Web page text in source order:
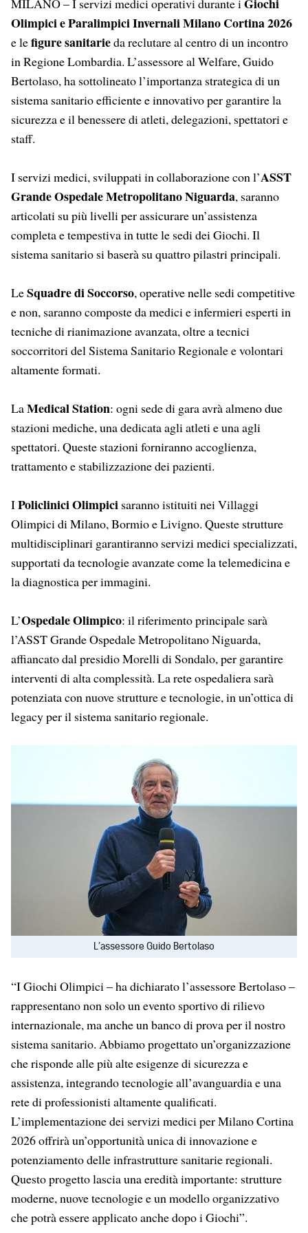
Olimpici e Paralimpici Invernali Milano Cortina 2026
e lefigure sanitarieda reclutare al centro di un incontro
in Regione Lombardia. L’assessore al Welfare, Guido
Bertolaso, ha sottolineato l’importanza strategica di un
sistema sanitario efficiente e innovativo per garantire la
sicurezza e il benessere di atleti, delegazioni, spettatori e
staff.
I servizi medici, sviluppati in collaborazione con l’ASST
Grande Ospedale Metropolitano Niguarda, saranno
articolati su più livelli per assicurare un’assistenza
completa e tempestiva in tutte le sedi dei Giochi. Il
sistema sanitario si baserà su quattro pilastri principali.
LeSquadre di Soccorso, operative nelle sedi competitive
e non, saranno composte da medici e infermieri esperti in
tecniche di rianimazione avanzata, oltre a tecnici
soccorritori del Sistema Sanitario Regionale e volontari
altamente formati.
LaMedical Station: ogni sede di gara avrà almeno due
stazioni mediche, una dedicata agli atleti e una agli
spettatori. Queste stazioni forniranno accoglienza,
trattamento e stabilizzazione dei pazienti.
IPoliclinici Olimpici saranno istituiti nei Villaggi
Olimpici di Milano, Bormio e Livigno. Queste strutture
multidisciplinari garantiranno servizi medici specializzati,
supportati da tecnologie avanzate come la telemedicina e
la diagnostica per immagini.
L’Ospedale Olimpico: il riferimento principale sarà
l’ASST Grande Ospedale Metropolitano Niguarda,
affiancato dal presidio Morelli di Sondalo, per garantire
interventi di alta complessità. La rete ospedaliera sarà
potenziata con nuove strutture e tecnologie, in un’ottica di
legacy per il sistema sanitario regionale.
L’assessore Guido Bertolaso
“I Giochi Olimpici – ha dichiarato l’assessore Bertolaso –
rappresentano non solo un evento sportivo di rilievo
internazionale, ma anche un banco di prova per il nostro
sistema sanitario. Abbiamo progettato un’organizzazione
che risponde alle più alte esigenze di sicurezza e
assistenza, integrando tecnologie all’avanguardia e una
rete di professionisti altamente qualificati.
L’implementazione dei servizi medici per Milano Cortina
2026 offrirà un’opportunità unica di innovazione e
potenziamento delle infrastrutture sanitarie regionali.
Questo progetto lascia una eredità importante: strutture
moderne, nuove tecnologie e un modello organizzativo
che potrà essere applicato anche dopo i Giochi”.